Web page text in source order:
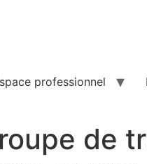
professionnel
de